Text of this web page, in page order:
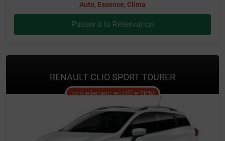
Auto, Essence, Clima
Passer à la Réservation
RENAULT CLIO SPORT TOURER
Actuellement en Offre 20%!offer